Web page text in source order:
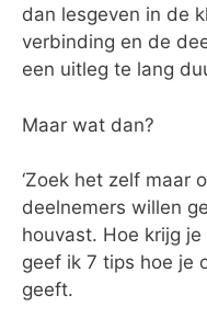
dan lesgeven in de
verbinding en de
een uitleg te lang
Maar wat dan?
‘Zoek het zelf maar
deelnemers willen
houvast. Hoe krijg
geef ik 7 tips hoe je
geeft.